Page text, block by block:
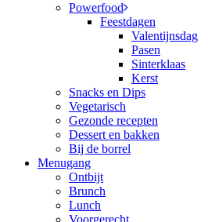
Powerfood
Feestdagen
Valentijnsdag
Pasen
Sinterklaas
Kerst
Snacks en Dips
Vegetarisch
Gezonde recepten
Dessert en bakken
Bij de borrel
Menugang
Ontbijt
Brunch
Lunch
Voorgerecht